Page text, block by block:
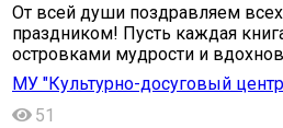
От всей души поздравляем
праздником! Пусть каждая
островками мудрости и
МУ "Культурно-досуговый
51